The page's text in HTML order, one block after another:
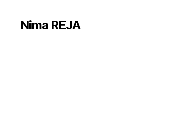
Nima REJA